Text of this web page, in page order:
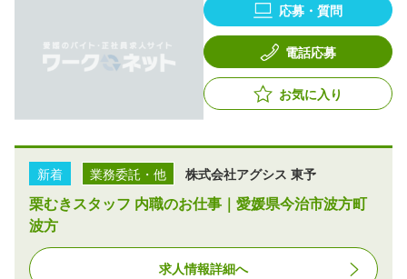
応募・質問
電話応募
お気に入り
新着 業務委託・他 株式会社アグシス 東予
栗むきスタッフ 内職のお仕事｜愛媛県今治市波方町
波方
求人情報詳細へ